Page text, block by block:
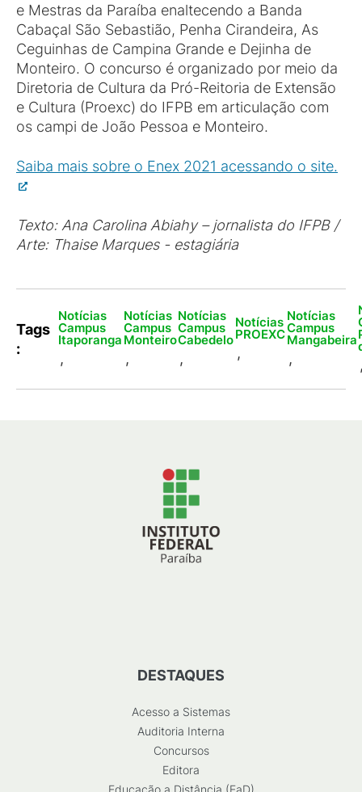
e Mestras da Paraíba enaltecendo a Banda
Cabaçal São Sebastião, Penha Cirandeira, As
Ceguinhas de Campina Grande e Dejinha de
Monteiro. O concurso é organizado por meio da
Diretoria de Cultura da Pró-Reitoria de Extensão
e Cultura (Proexc) do IFPB em articulação com
os campi de João Pessoa e Monteiro.
Saiba mais sobre o Enex 2021 acessando o site.
Texto: Ana Carolina Abiahy – jornalista do IFPB /
Arte: Thaise Marques - estagiária
Tags
:
Notícias
Campus
Itaporanga
,
Notícias
Campus
Monteiro
,
Notícias
Campus
Cabedelo
,
Notícias
PROEXC
,
Notícias
Campus
Mangabeira
,
DESTAQUES
Acesso a Sistemas
Auditoria Interna
Concursos
Editora
Educação a Distância (EaD)